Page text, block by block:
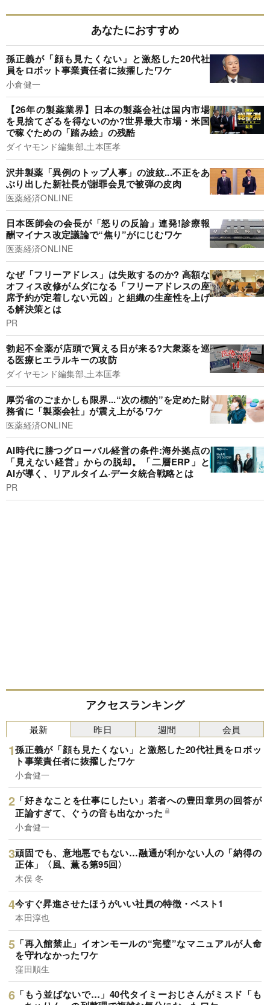
あなたにおすすめ
孫正義が「顔も見たくない」と激怒した20代社
員をロボット事業責任者に抜擢したワケ
小倉健一
【26年の製薬業界】日本の製薬会社は国内市場
を見捨てざるを得ないのか?世界最大市場・米国
で稼ぐための「踏み絵」の残酷
ダイヤモンド編集部,土本匡孝
沢井製薬「異例のトップ人事」の波紋...不正をあ
ぶり出した新社長が謝罪会見で被弾の皮肉
医薬経済ONLINE
日本医師会の会長が「怒りの反論」連発!診療報
酬マイナス改定議論で“焦り”がにじむワケ
医薬経済ONLINE
なぜ「フリーアドレス」は失敗するのか? 高額な
オフィス改修がムダになる「フリーアドレスの座
席予約が定着しない元凶」と組織の生産性を上げ
る解決策とは
PR
勃起不全薬が店頭で買える日が来る?大衆薬を巡
る医療ヒエラルキーの攻防
ダイヤモンド編集部,土本匡孝
厚労省のごまかしも限界...“次の標的”を定めた財
務省に「製薬会社」が震え上がるワケ
医薬経済ONLINE
AI時代に勝つグローバル経営の条件:海外拠点の
「見えない経営」からの脱却。「二層ERP」と
AIが導く、リアルタイム·データ統合戦略とは
PR
アクセスランキング
最新
孫正義が「顔も見たくない」と激怒した20代社員をロボッ
ト事業責任者に抜擢したワケ
小倉健一
「好きなことを仕事にしたい」若者への豊田章男の回答が
正論すぎて、ぐうの音も出なかった
小倉健一
頑固でも、意地悪でもない…融通が利かない人の「納得の
正体」〈風、薫る第95回〉
木俣 冬
今すぐ昇進させたほうがいい社員の特徴・ベスト1
本田淳也
「再入館禁止」イオンモールの“完璧”なマニュアルが人命
を守れなかったワケ
窪田順生
「もう並ばないで…」40代タイミーおじさんがミスド「も
昨日 週間 会員